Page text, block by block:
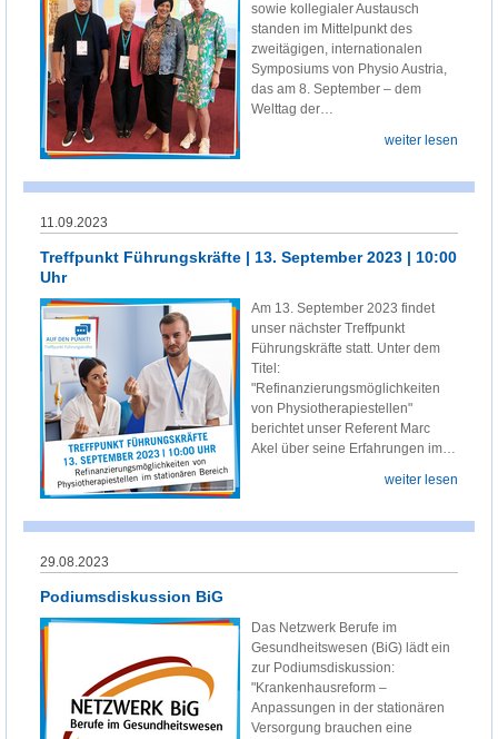
sowie kollegialer Austausch
standen im Mittelpunkt des
zweitägigen, internationalen
Symposiums von Physio Austria,
das am 8. September – dem
Welttag der…
weiter lesen
11.09.2023
Treffpunkt Führungskräfte | 13. September 2023 | 10:00
Uhr
Am 13. September 2023 findet
unser nächster Treffpunkt
Führungskräfte statt. Unter dem
Titel:
"Refinanzierungsmöglichkeiten
von Physiotherapiestellen"
berichtet unser Referent Marc
Akel über seine Erfahrungen im…
weiter lesen
29.08.2023
Podiumsdiskussion BiG
Das Netzwerk Berufe im
Gesundheitswesen (BiG) lädt ein
zur Podiumsdiskussion:
"Krankenhausreform –
Anpassungen in der stationären
Versorgung brauchen eine